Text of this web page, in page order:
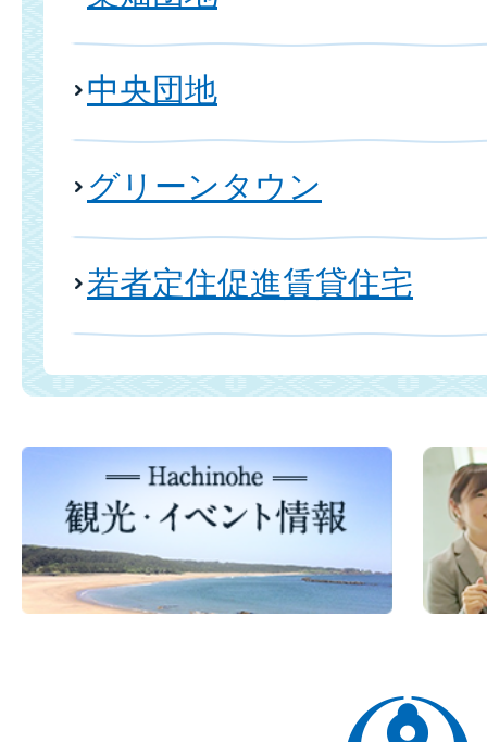
中央団地
グリーンタウン
若者定住促進賃貸住宅
八